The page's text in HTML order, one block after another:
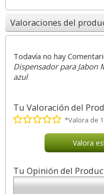
Valoraciones del
Todavía no hay
Dispensador para Jabon
azul
Tu Valoración del
*Valora de
Valora
Tu Opinión del